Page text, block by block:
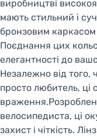
виробництві
мають стильний і
бронзовим
Поєднання цих
елегантності до
Незалежно від того,
просто любитель, ці
велосипедиста, ці
захист і чіткість.